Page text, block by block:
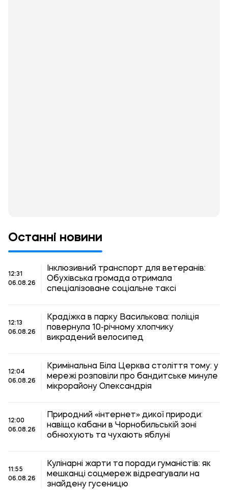
Останні новини
12:31
06.08.26
Інклюзивний транспорт для ветеранів:
Обухівська громада отримала
спеціалізоване соціальне таксі
12:13
06.08.26
Крадіжка в парку Василькова: поліція
повернула 10-річному хлопчику
викрадений велосипед
12:04
06.08.26
Кримінальна Біла Церква століття тому: у
мережі розповіли про бандитське минуле
мікрорайону Олександрія
12:00
06.08.26
Природний «інтернет» дикої природи:
навіщо кабани в Чорнобильській зоні
обнюхують та чухають яблуні
11:55
06.08.26
Кулінарні жарти та поради гуманістів: як
мешканці соцмереж відреагували на
знайдену гусеницю